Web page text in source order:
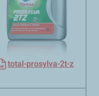
total-prosylva-2t-z